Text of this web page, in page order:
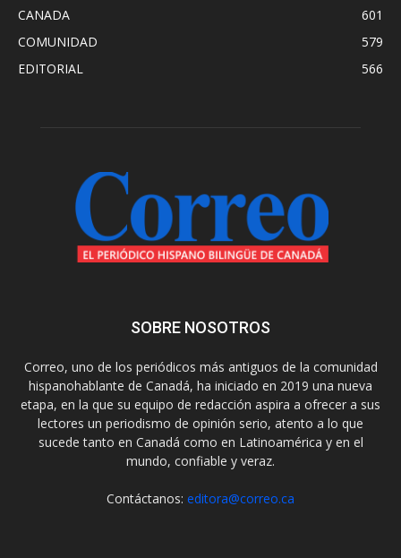
CANADA
601
COMUNIDAD
579
EDITORIAL
566
SOBRE NOSOTROS
Correo, uno de los periódicos más antiguos de la comunidad
hispanohablante de Canadá, ha iniciado en 2019 una nueva
etapa, en la que su equipo de redacción aspira a ofrecer a sus
lectores un periodismo de opinión serio, atento a lo que
sucede tanto en Canadá como en Latinoamérica y en el
mundo, confiable y veraz.
Contáctanos: editora@correo.ca